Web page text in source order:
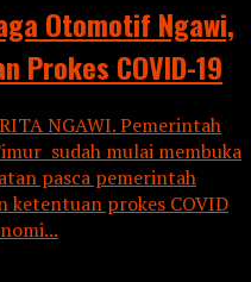
Otomotif Ngawi,
Prokes COVID-19
NGAWI. Pemerintah
sudah mulai membuka
pasca pemerintah
ketentuan prokes COVID